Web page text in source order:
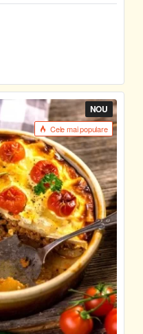
NOU
Cele mai populare